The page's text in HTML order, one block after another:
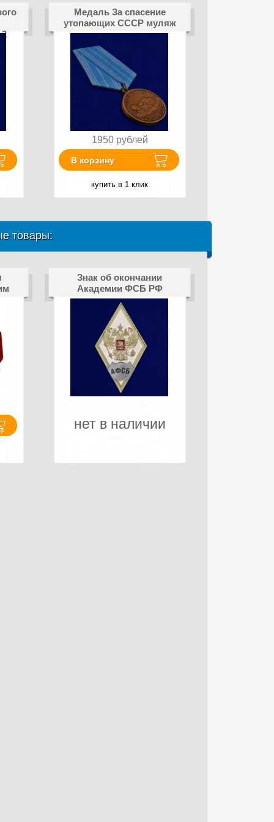
Медаль За спасение
утопающих СССР муляж
1950 рублей
В корзину
купить в 1 клик
товары:
Знак об окончании
Академии ФСБ РФ
нет в наличии